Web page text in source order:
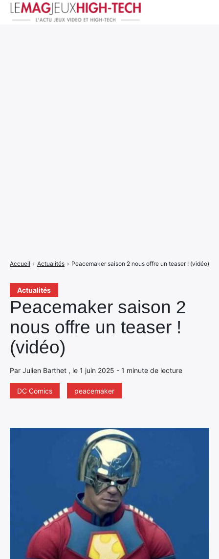
Actualités
Peacemaker saison 2
nous offre un teaser !
(vidéo)
Par Julien Barthet , le 1 juin 2025 - 1 minute de lecture
DC Comics peacemaker
Accueil › Actualités › Peacemaker saison 2 nous offre un teaser ! (vidéo)